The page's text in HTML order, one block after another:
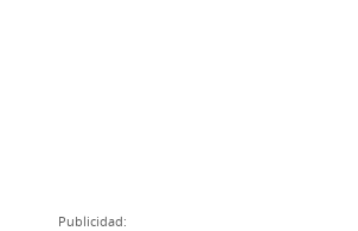
Publicidad: